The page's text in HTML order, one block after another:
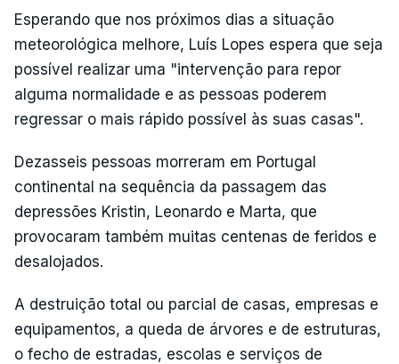
Esperando que nos próximos dias a situação
meteorológica melhore, Luís Lopes espera que seja
possível realizar uma "intervenção para repor
alguma normalidade e as pessoas poderem
regressar o mais rápido possível às suas casas".
Dezasseis pessoas morreram em Portugal
continental na sequência da passagem das
depressões Kristin, Leonardo e Marta, que
provocaram também muitas centenas de feridos e
desalojados.
A destruição total ou parcial de casas, empresas e
equipamentos, a queda de árvores e de estruturas,
o fecho de estradas, escolas e serviços de